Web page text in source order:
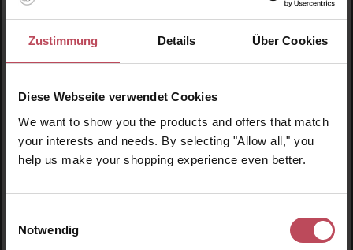
Zustimmung Details Über Cookies
Diese Webseite verwendet Cookies
We want to show you the products and offers that match
your interests and needs. By selecting "Allow all," you
help us make your shopping experience even better.
Notwendig